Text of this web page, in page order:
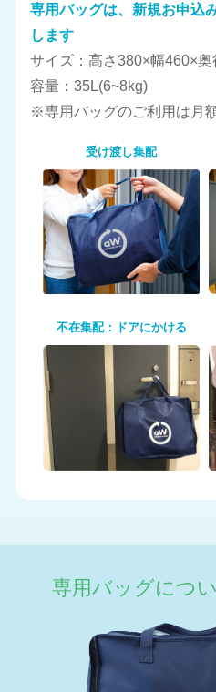
専用バッグは、新規お申込
します
サイズ：高さ380×幅460×奥
容量：35L(6~8kg)
※専用バッグのご利用は月
受け渡し集配
不在集配：ドアにかける
専用バッグにつ